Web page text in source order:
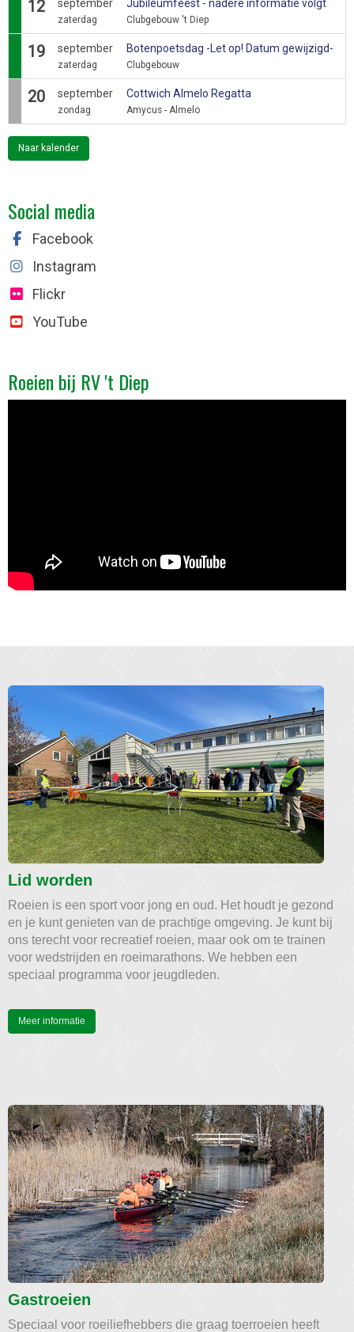
12 september
zaterdag
Jubileumfeest - nadere informatie volgt
Clubgebouw 't Diep
19 september
zaterdag
Botenpoetsdag -Let op! Datum gewijzigd-
Clubgebouw
20 september
zondag
Cottwich Almelo Regatta
Amycus - Almelo
Naar kalender
Social media
Facebook
Instagram
Flickr
YouTube
Roeien bij RV 't Diep
Lid worden
Roeien is een sport voor jong en oud. Het houdt je gezond
en je kunt genieten van de prachtige omgeving. Je kunt bij
ons terecht voor recreatief roeien, maar ook om te trainen
voor wedstrijden en roeimarathons. We hebben een
speciaal programma voor jeugdleden.
Meer informatie
Gastroeien
Speciaal voor roeiliefhebbers die graag toerroeien heeft